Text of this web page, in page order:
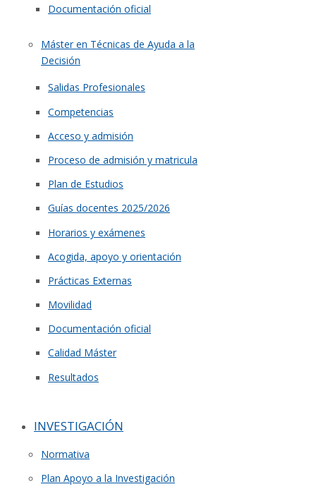
Documentación oficial
Máster en Técnicas de Ayuda a la
Decisión
Salidas Profesionales
Competencias
Acceso y admisión
Proceso de admisión y matricula
Plan de Estudios
Guías docentes 2025/2026
Horarios y exámenes
Acogida, apoyo y orientación
Prácticas Externas
Movilidad
Documentación oficial
Calidad Máster
Resultados
INVESTIGACIÓN
Normativa
Plan Apoyo a la Investigación